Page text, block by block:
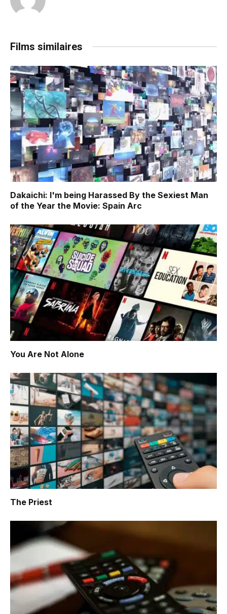
Films similaires
Dakaichi: I'm being Harassed By the Sexiest Man
of the Year the Movie: Spain Arc
You Are Not Alone
The Priest